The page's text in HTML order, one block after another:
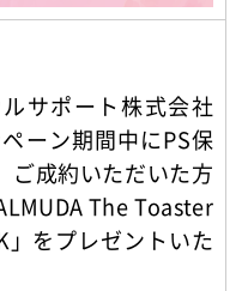
サポート株式会社
ーン期間中にPS保
ご成約いただいた方
The Toaster
」をプレゼントいた